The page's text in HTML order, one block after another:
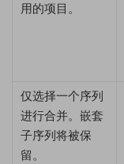
用的项目。
仅选择一个序列
进行合并。嵌套
子序列将被保
留。